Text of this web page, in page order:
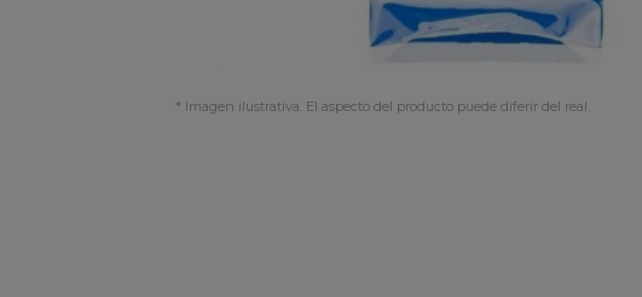
* Imagen ilustrativa. El aspecto del producto puede diferir del real.